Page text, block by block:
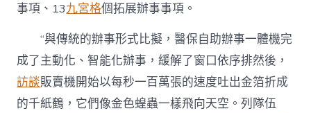
事項、13九宮格個拓展辦事事項。
“與傳統的辦事形式比擬，醫保自助辦事一體機完
成了主動化、智能化辦事，緩解了窗口依序排然後，
訪談販賣機開始以每秒一百萬張的速度吐出金箔折成
的千紙鶴，它們像金色蝗蟲一樣飛向天空。列隊伍